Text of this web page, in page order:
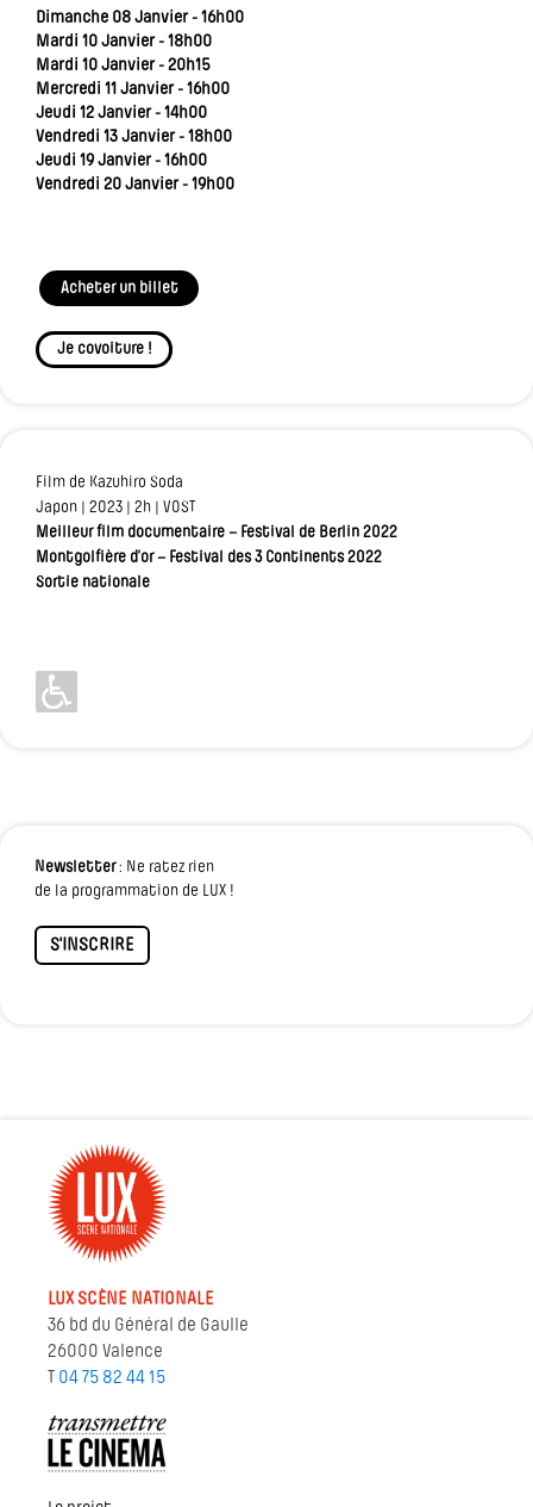
Dimanche 08 Janvier - 16h00
Mardi 10 Janvier - 18h00
Mardi 10 Janvier - 20h15
Mercredi 11 Janvier - 16h00
Jeudi 12 Janvier - 14h00
Vendredi 13 Janvier - 18h00
Jeudi 19 Janvier - 16h00
Vendredi 20 Janvier - 19h00
Acheter un billet
Je covoiture !
Film de Kazuhiro Soda
Japon | 2023 | 2h | VOST
Meilleur film documentaire – Festival de Berlin 2022
Montgolfière d’or – Festival des 3 Continents 2022
Sortie nationale
Newsletter: Ne ratez rien
de la programmation de LUX !
S'INSCRIRE
LUX SCÈNE NATIONALE
36 bd du Général de Gaulle
26000 Valence
T 04 75 82 44 15